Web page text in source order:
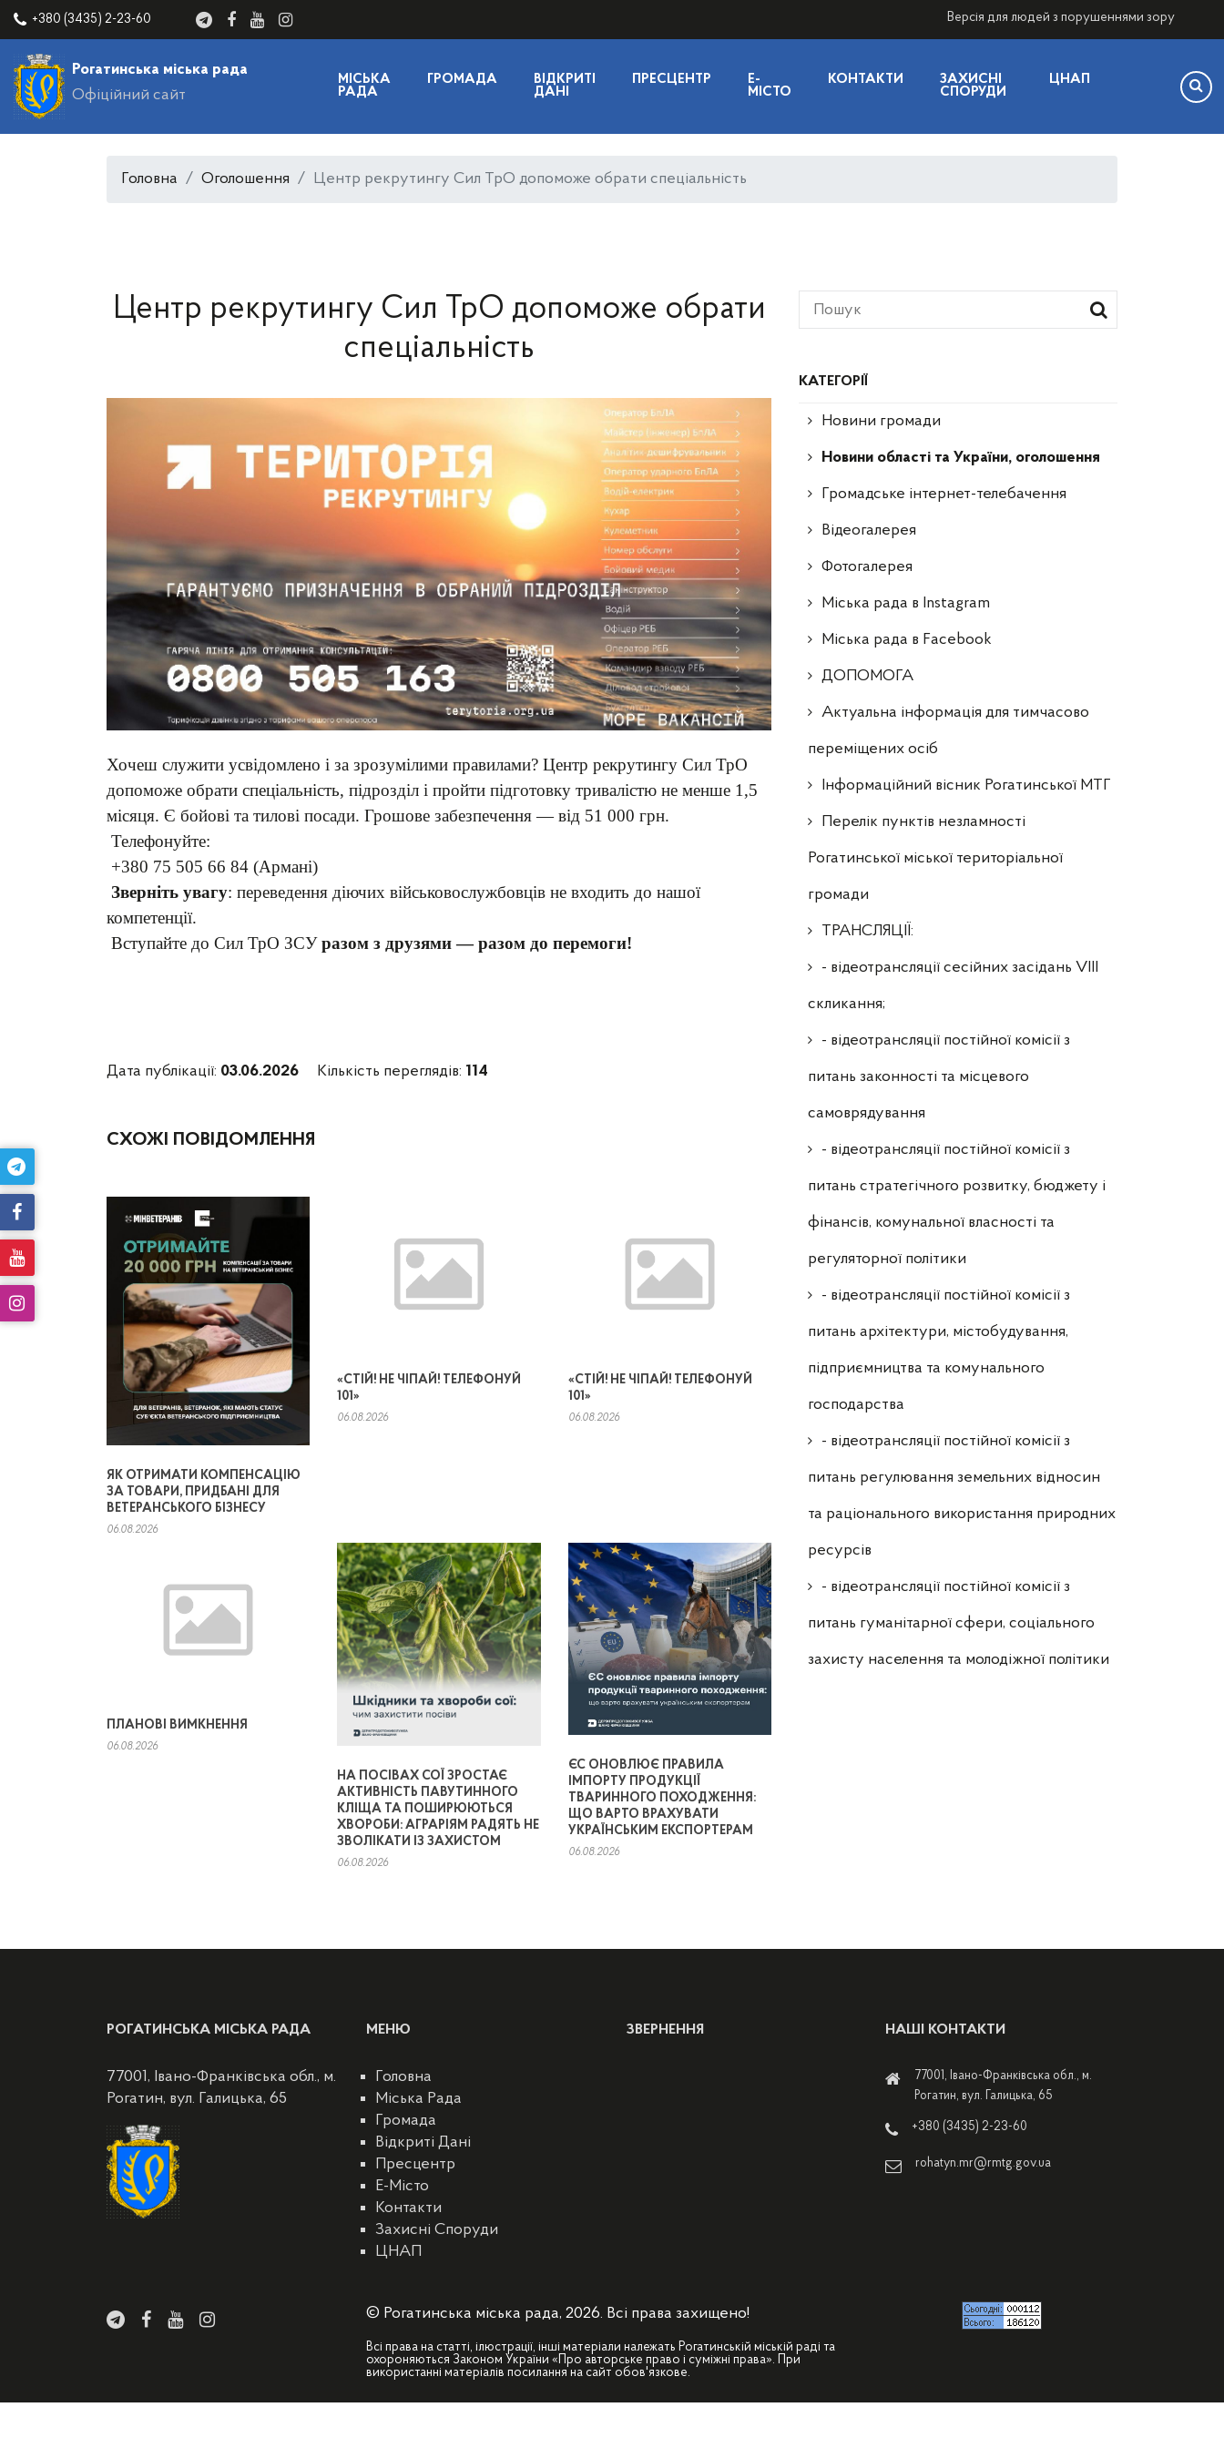
+380 (3435) 2-23-60 Версія для людей з порушеннями зору
Рогатинська міська рада
Офіційний сайт
МІСЬКА
РАДА
ГРОМАДА
ВІДКРИТІ
ДАНІ
ПРЕСЦЕНТР
E-
МІСТО
КОНТАКТИ
ЗАХИСНІ
СПОРУДИ
ЦНАП
Головна Оголошення Центр рекрутингу Сил ТрО допоможе обрати спеціальність
КАТЕГОРІЇ
Новини громади
Новини області та України, оголошення
Громадське інтернет-телебачення
Відеогалерея
Фотогалерея
Міська рада в Instagram
Міська рада в Facebook
ДОПОМОГА
Актуальна інформація для тимчасово
переміщених осіб
Інформаційний вісник Рогатинської МТГ
Перелік пунктів незламності
Рогатинської міської територіальної
громади
ТРАНСЛЯЦІЇ:
- відеотрансляції сесійних засідань VIII
скликання;
- відеотрансляції постійної комісії з
питань законності та місцевого
самоврядування
- відеотрансляції постійної комісії з
питань стратегічного розвитку, бюджету і
фінансів, комунальної власності та
регуляторної політики
- відеотрансляції постійної комісії з
питань архітектури, містобудування,
підприємництва та комунального
господарства
- відеотрансляції постійної комісії з
питань регулювання земельних відносин
та раціонального використання природних
ресурсів
- відеотрансляції постійної комісії з
питань гуманітарної сфери, соціального
захисту населення та молодіжної політики
Центр рекрутингу Сил ТрО допоможе обрати
спеціальність
Хочеш служити усвідомлено і за зрозумілими правилами? Центр рекрутингу Сил ТрО
допоможе обрати спеціальність, підрозділ і пройти підготовку тривалістю не менше 1,5
місяця. Є бойові та тилові посади. Грошове забезпечення — від 51 000 грн.
Телефонуйте:
+380 75 505 66 84 (Армані)
Зверніть увагу: переведення діючих військовослужбовців не входить до нашої
компетенції.
Вступайте до Сил ТрО ЗСУразом з друзями — разом до перемоги!
Дата публікації: 03.06.2026 Кількість переглядів: 114
СХОЖІ ПОВІДОМЛЕННЯ
ЯК ОТРИМАТИ КОМПЕНСАЦІЮ
ЗА ТОВАРИ, ПРИДБАНІ ДЛЯ
ВЕТЕРАНСЬКОГО БІЗНЕСУ
06.08.2026
«СТІЙ! НЕ ЧІПАЙ! ТЕЛЕФОНУЙ
101»
06.08.2026
«СТІЙ! НЕ ЧІПАЙ! ТЕЛЕФОНУЙ
101»
06.08.2026
ПЛАНОВІ ВИМКНЕННЯ
06.08.2026
НА ПОСІВАХ СОЇ ЗРОСТАЄ
АКТИВНІСТЬ ПАВУТИННОГО
КЛІЩА ТА ПОШИРЮЮТЬСЯ
ХВОРОБИ: АГРАРІЯМ РАДЯТЬ НЕ
ЗВОЛІКАТИ ІЗ ЗАХИСТОМ
06.08.2026
ЄС ОНОВЛЮЄ ПРАВИЛА
ІМПОРТУ ПРОДУКЦІЇ
ТВАРИННОГО ПОХОДЖЕННЯ:
ЩО ВАРТО ВРАХУВАТИ
УКРАЇНСЬКИМ ЕКСПОРТЕРАМ
06.08.2026
РОГАТИНСЬКА МІСЬКА РАДА
77001, Івано-Франківська обл., м.
Рогатин, вул. Галицька, 65
МЕНЮ
Головна
Міська Рада
Громада
Відкриті Дані
Пресцентр
E-Місто
Контакти
Захисні Споруди
ЦНАП
ЗВЕРНЕННЯ НАШІ КОНТАКТИ
77001, Івано-Франківська обл., м.
Рогатин, вул. Галицька, 65
+380 (3435) 2-23-60
rohatyn.mr@rmtg.gov.ua
© Рогатинська міська рада, 2026. Всі права захищено!
Всі права на статті, ілюстрації, інші матеріали належать Рогатинській міській раді та
охороняються Законом України «Про авторське право і суміжні права». При
використанні матеріалів посилання на сайт обов'язкове.